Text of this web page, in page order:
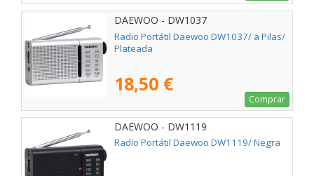
DAEWOO - DW1037
Radio Portátil Daewoo DW1037/ a Pilas/
Plateada
18,50 €
Comprar
DAEWOO - DW1119
Radio Portátil Daewoo DW1119/ Negra